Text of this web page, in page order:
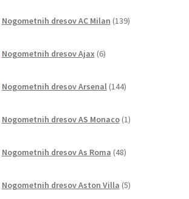
Nogometnih dresov AC Milan 139izdelkov
Nogometnih dresov Ajax 6izdelkov
Nogometnih dresov Arsenal 144izdelkov
Nogometnih dresov AS Monaco 1izdelek
Nogometnih dresov As Roma 48izdelkov
Nogometnih dresov Aston Villa 5izdelkov